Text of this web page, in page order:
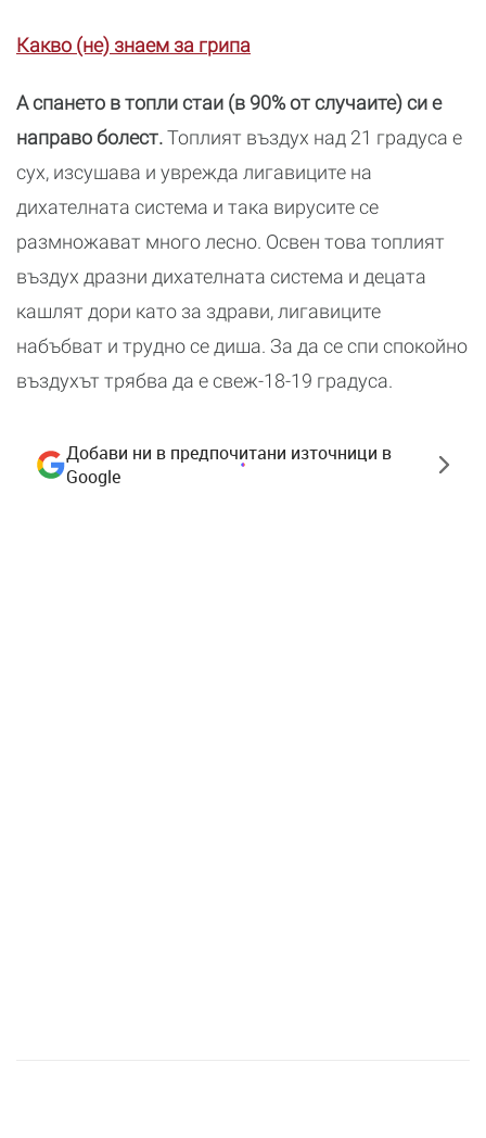
Какво (не) знаем за грипа
А спането в топли стаи (в 90% от случаите) си е
направо болест.Топлият въздух над 21 градуса е
сух, изсушава и уврежда лигавиците на
дихателната система и така вирусите се
размножават много лесно. Освен това топлият
въздух дразни дихателната система и децата
кашлят дори като за здрави, лигавиците
набъбват и трудно се диша. За да се спи спокойно
въздухът трябва да е свеж-18-19 градуса.
Добави ни в предпочитани източници в
Google